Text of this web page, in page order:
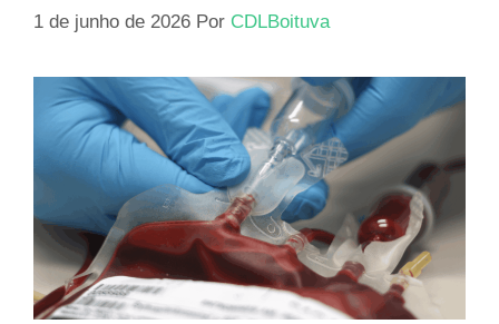
1 de junho de 2026 Por CDLBoituva